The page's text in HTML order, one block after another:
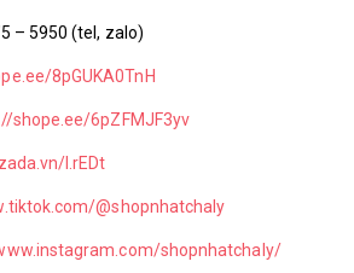
– 5950 (tel, zalo)
8pGUKA0TnH
shope.ee/6pZFMJF3yv
l.rEDt
@shopnhatchaly
shopnhatchaly/